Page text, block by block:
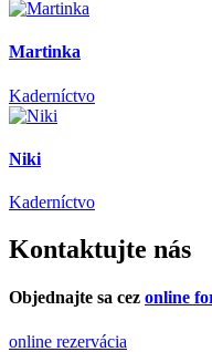
Martinka
Kaderníctvo
Niki
Kaderníctvo
Kontaktujte nás
Objednajte sa cez online
online rezervácia